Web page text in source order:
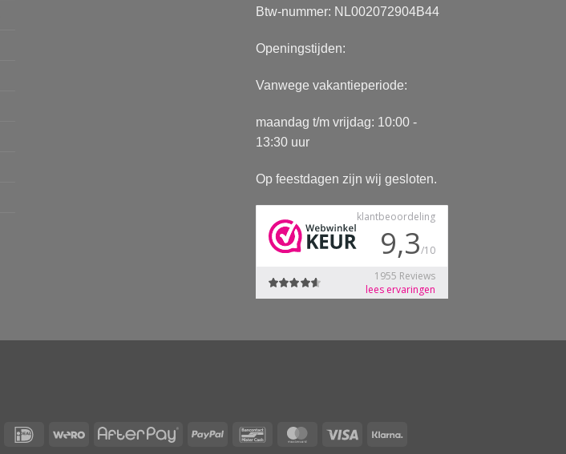
Btw-nummer: NL002072904B44
Openingstijden:
Vanwege vakantieperiode:
maandag t/m vrijdag: 10:00 -
13:30 uur
Op feestdagen zijn wij gesloten.
IDeal Wero AfterPayPayPal BancontactMasterCard
Visa